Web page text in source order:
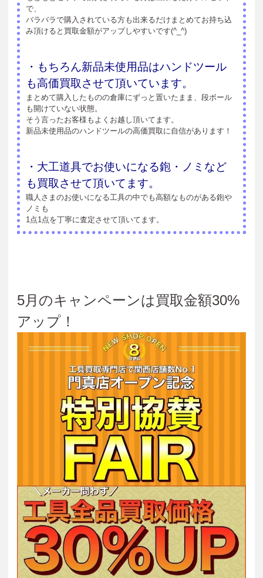
で、
バラバラで購入されている方も出来るだけまとめてお持ち込
み頂けると買取金額がアップしやすいです(^_^)
・もちろん新品未使用品はハンドツール
も高価買取させて頂いています。
まとめて購入したものの倉庫にずっと置いたまま、段ボール
も開けていない状態。
そう言ったお客様もよくお越し頂いてます。
新品未使用品のハンドツールの高価買取に自信があります！
・大工道具でお使いになる鉋・ノミなど
も買取させて頂いてます。
職人さまのお使いになる工具の中でも高額なものがある鉋や
ノミも
1点1点を丁寧に査定させて頂いてます。
5月のキャンペーンは買取金額30%
アップ！